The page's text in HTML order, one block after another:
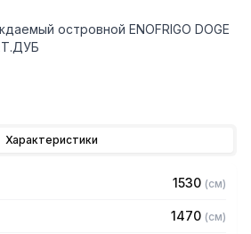
островной ENOFRIGO DOGE
0…+3 C
из нержавеющей стали AISI 304
Характеристики
1530 (см)
1470 (см)